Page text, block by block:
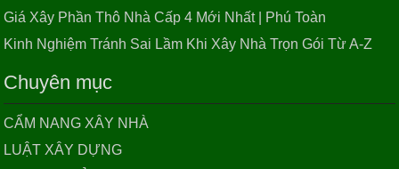
Giá Xây Phần Thô Nhà Cấp 4 Mới Nhất | Phú Toàn
Từ A-Z
Giá Xây Phần Thô Nhà Cấp 4 Mới Nhất | Phú Toàn
Kinh Nghiệm Tránh Sai Lầm Khi Xây Nhà Trọn Gói Từ A-Z
Chuyên mục
CẨM NANG XÂY NHÀ
LUẬT XÂY DỰNG